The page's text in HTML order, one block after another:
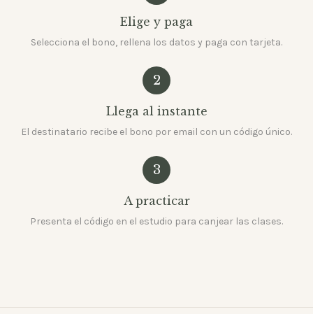
Elige y paga
Selecciona el bono, rellena los datos y paga con tarjeta.
2
Llega al instante
El destinatario recibe el bono por email con un código único.
3
A practicar
Presenta el código en el estudio para canjear las clases.